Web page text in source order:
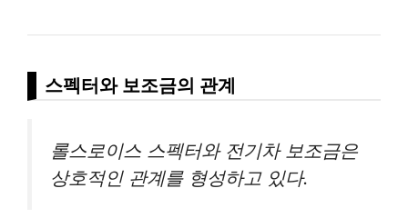
스펙터와 보조금의 관계
롤스로이스 스펙터와 전기차 보조금은
상호적인 관계를 형성하고 있다.